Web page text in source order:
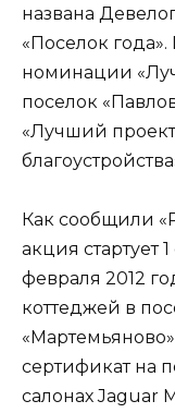
названа
«Поселок
номинации
поселок
«Лучший
Как сообщили
акция стартует
февраля 2012
коттеджей в
сертификат на
салонах Jaguar